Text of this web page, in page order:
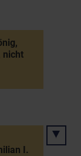
nicht
I.